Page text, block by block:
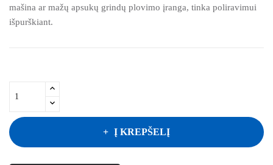
mašina ar mažų apsukų grindų plovimo įranga, tinka poliravimui
išpurškiant.
Į KREPŠELĮ